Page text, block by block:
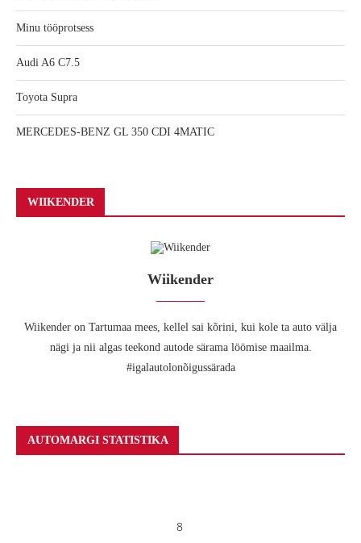
Minu tööprotsess
Audi A6 C7.5
Toyota Supra
MERCEDES-BENZ GL 350 CDI 4MATIC
WIIKENDER
Wiikender
Wiikender on Tartumaa mees, kellel sai kõrini, kui kole ta auto välja
nägi ja nii algas teekond autode särama löömise maailma.
#igalautolonõigussärada
AUTOMARGI STATISTIKA
8